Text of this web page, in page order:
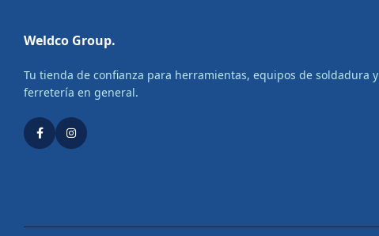
Weldco Group.
Tu tienda de confianza para herramientas, equipos de soldadura y
ferretería en general.